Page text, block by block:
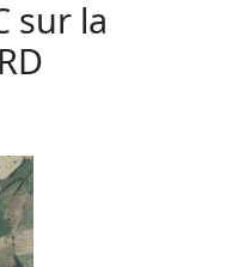
sur la